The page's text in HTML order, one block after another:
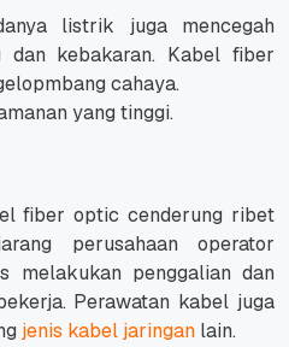
listrik juga mencegah
dan kebakaran. Kabel fiber
cahaya.
yang tinggi.
fiber optic cenderung ribet
perusahaan operator
melakukan penggalian dan
Perawatan kabel juga
jenis kabel jaringan lain.